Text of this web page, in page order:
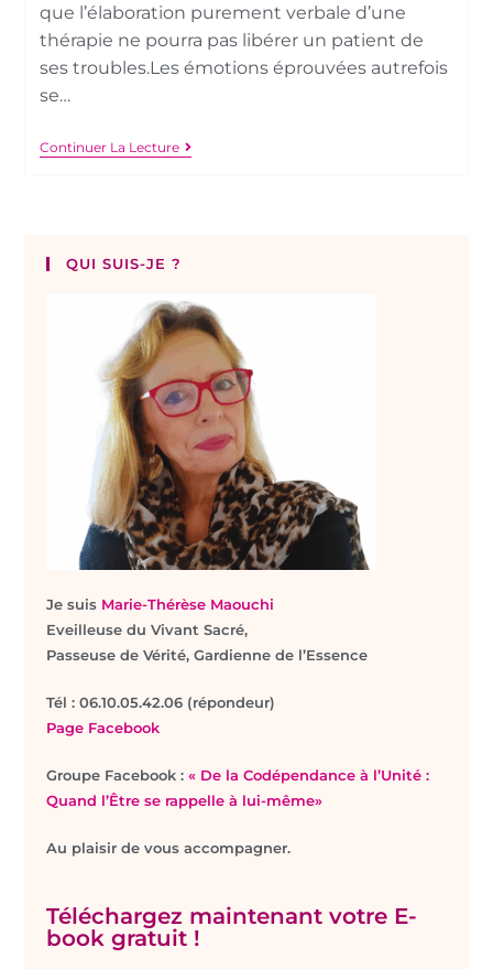
que l’élaboration purement verbale d’une
thérapie ne pourra pas libérer un patient de
ses troubles.Les émotions éprouvées autrefois
se…
Continuer La Lecture
QUI SUIS-JE ?
Je suis Marie-Thérèse Maouchi
Eveilleuse du Vivant Sacré,
Passeuse de Vérité, Gardienne de l’Essence
Tél : 06.10.05.42.06 (répondeur)
Page Facebook
Groupe Facebook :« De la Codépendance à l’Unité :
Quand l’Être se rappelle à lui-même»
Au plaisir de vous accompagner.
Téléchargez maintenant votre E-
book gratuit !